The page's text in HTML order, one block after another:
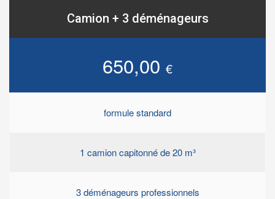
Camion + 3 déménageurs
650,00 €
formule standard
1 camion capitonné de 20 m³
3 déménageurs professionnels